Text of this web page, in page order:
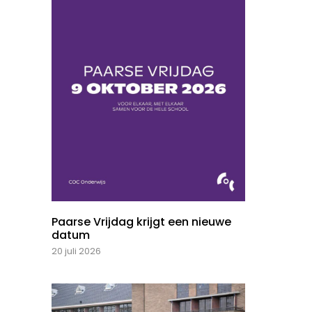
Paarse Vrijdag krijgt een nieuwe
datum
20 juli 2026